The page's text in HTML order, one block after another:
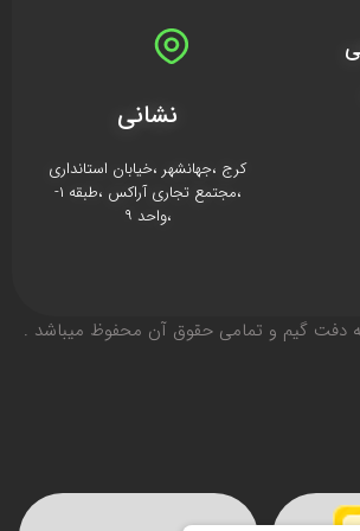
نشانی
کرج ،جهانشهر ،خیابان استانداری
،مجتمع تجاری آراکس ،طبقه ۱-
،واحد ۹
دفت گیم و تمامی حقوق آن محفوظ ميباشد .